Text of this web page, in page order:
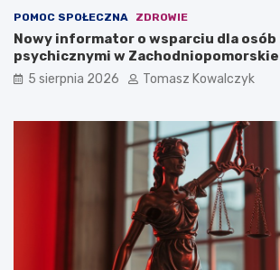
POMOC SPOŁECZNA ZDROWIE
Nowy informator o wsparciu dla osób
psychicznymi w
5 sierpnia 2026 Tomasz Kowalczyk